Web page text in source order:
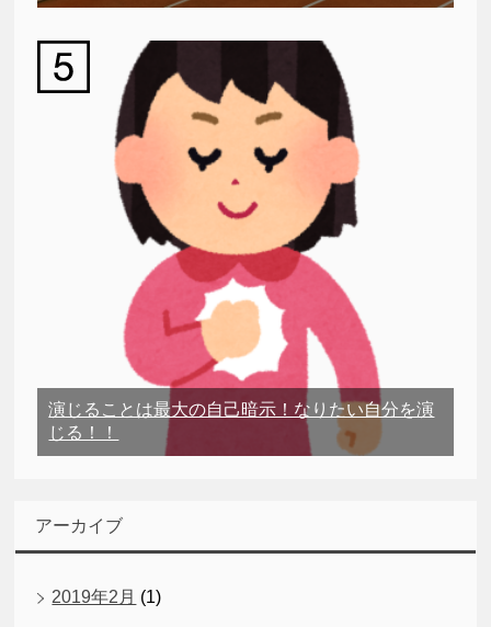
演じることは最大の自己暗示！なりたい自分を演
じる！！
アーカイブ
2019年2月 (1)